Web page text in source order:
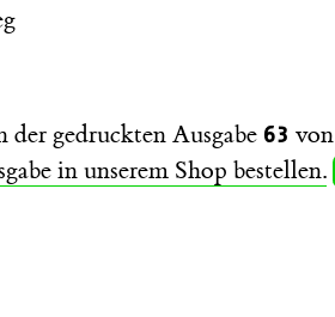
gedruckten Ausgabe 63 von
in unserem Shop bestellen.